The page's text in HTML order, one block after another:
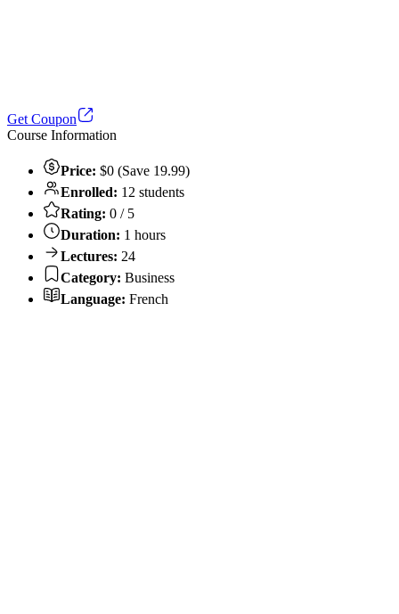
Get Coupon
Course Information
Price: $0 (Save 19.99)
Enrolled: 12 students
Rating: 0 / 5
Duration: 1 hours
Lectures: 24
Category: Business
Language: French